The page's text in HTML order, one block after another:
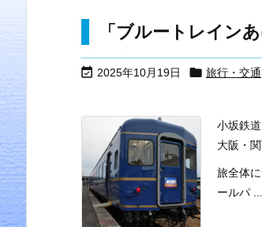
「ブルートレイン
 2025年10月19日  旅行・交通
小坂鉄
大阪・
旅全体
ールパ ...